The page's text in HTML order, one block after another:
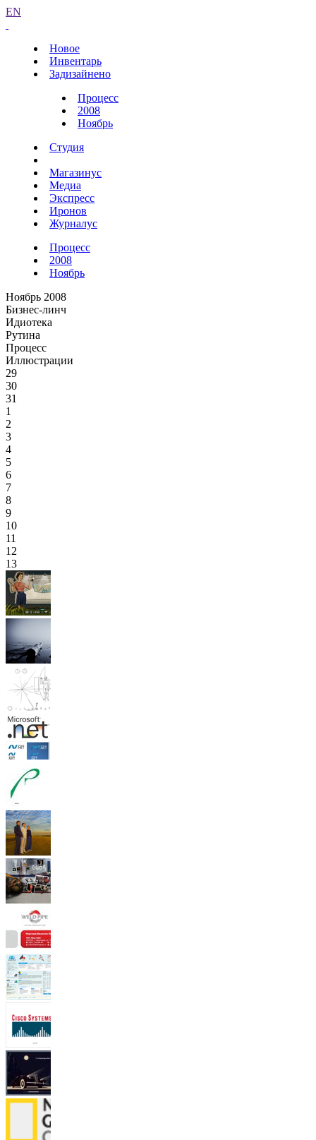
EN
Новое
Инвентарь
Задизайнено
Процесс
2008
Ноябрь
Студия
Магазинус
Медиа
Экспресс
Иронов
Журналус
Процесс
2008
Ноябрь
Ноябрь 2008
Бизнес-линч
Идиотека
Рутина
Процесс
Иллюстрации
29
30
31
1
2
3
4
5
6
7
8
9
10
11
12
13